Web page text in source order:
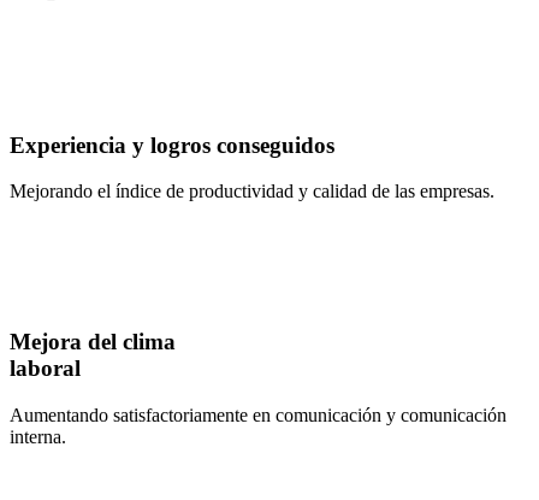
Experiencia y logros conseguidos
Mejorando el índice de productividad y calidad de las empresas.
Mejora del clima
laboral
Aumentando satisfactoriamente en comunicación y comunicación
interna.